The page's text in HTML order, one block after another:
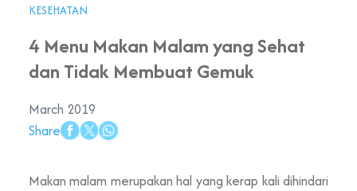
KESEHATAN
4 Menu Makan Malam yang Sehat
dan Tidak Membuat Gemuk
March 2019
Share
Makan malam merupakan hal yang kerap kali dihindari